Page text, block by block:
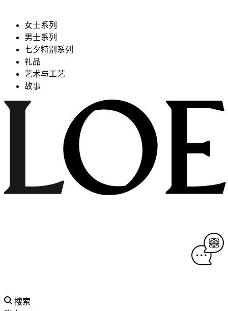
女士系列
男士系列
七夕特别系列
礼品
艺术与工艺
故事
搜索